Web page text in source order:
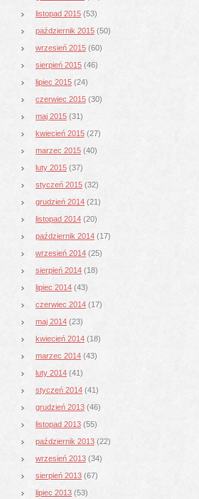
listopad 2015 (53)
październik 2015 (50)
wrzesień 2015 (60)
sierpień 2015 (46)
lipiec 2015 (24)
czerwiec 2015 (30)
maj 2015 (31)
kwiecień 2015 (27)
marzec 2015 (40)
luty 2015 (37)
styczeń 2015 (32)
grudzień 2014 (21)
listopad 2014 (20)
październik 2014 (17)
wrzesień 2014 (25)
sierpień 2014 (18)
lipiec 2014 (43)
czerwiec 2014 (17)
maj 2014 (23)
kwiecień 2014 (18)
marzec 2014 (43)
luty 2014 (41)
styczeń 2014 (41)
grudzień 2013 (46)
listopad 2013 (55)
październik 2013 (22)
wrzesień 2013 (34)
sierpień 2013 (67)
lipiec 2013 (53)